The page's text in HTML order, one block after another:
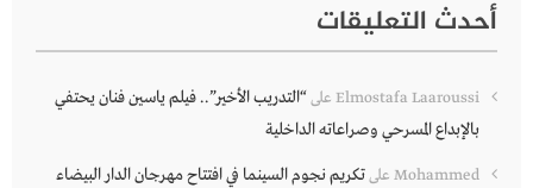
أحدث التعليقات
Elmostafa Laaroussi على“التدريب الأخير”.. فيلم ياسين فنان يحتفي
بالإبداع المسرحي وصراعاته الداخلية
Mohammed علىتكريم نجوم السينما في افتتاح مهرجان الدار البيضاء